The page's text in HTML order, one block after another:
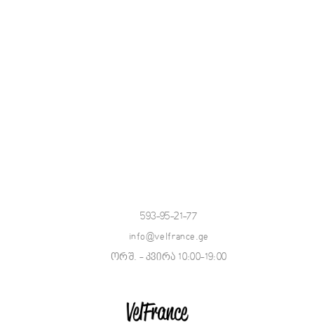
593-95-21-77
info@velfrance.ge
ორშ. - კვირა 10:00-19:00